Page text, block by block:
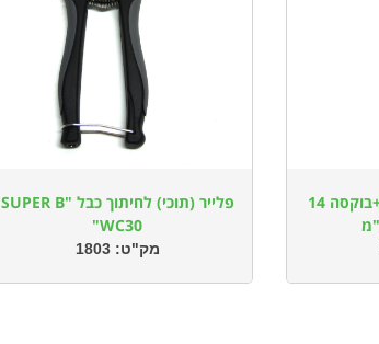
חולץ זרוע רגיל (אפצ'ר)+בוקסה 14
פלייר (תוכי) לחיתוך כבל SUPER B"
WC30"
מק"ט:1803